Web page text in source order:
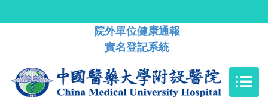
院外單位健康通報
實名登記系統